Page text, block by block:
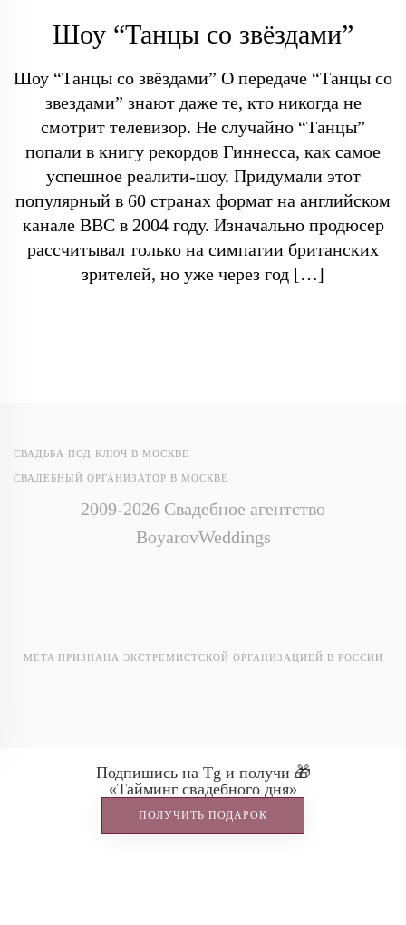
Шоу “Танцы со звёздами”
Шоу “Танцы со звёздами” О передаче “Танцы со
звездами” знают даже те, кто никогда не
смотрит телевизор. Не случайно “Танцы”
попали в книгу рекордов Гиннесса, как самое
успешное реалити-шоу. Придумали этот
популярный в 60 странах формат на английском
канале BBC в 2004 году. Изначально продюсер
рассчитывал только на симпатии британских
зрителей, но уже через год […]
СВАДЬБА ПОД КЛЮЧ В МОСКВЕ
СВАДЕБНЫЙ ОРГАНИЗАТОР В МОСКВЕ
2009-2026 Свадебное агентство
BoyarovWeddings
META ПРИЗНАНА ЭКСТРЕМИСТСКОЙ ОРГАНИЗАЦИЕЙ В РОССИИ
Подпишись на Tg и получи 🎁
«Тайминг свадебного дня»
ПОЛУЧИТЬ ПОДАРОК